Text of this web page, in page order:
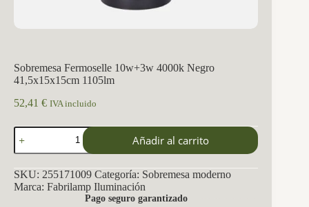
Sobremesa Fermoselle 10w+3w 4000k Negro
41,5x15x15cm 1105lm
52,41 € IVA incluido
Sobremesa
Fermoselle
10w+3w
4000k
Negro
41,5x15x15cm
Añadir al carrito
SKU: 255171009 Categoría: Sobremesa moderno
Marca: Fabrilamp Iluminación
Pago seguro garantizado